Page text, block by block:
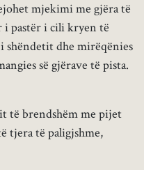
mjekimi me gjëra të
i pastër i cili kryen të
dhe mirëqënies
së gjërave të pista.
të brendshëm me pijet
tjera të paligjshme,